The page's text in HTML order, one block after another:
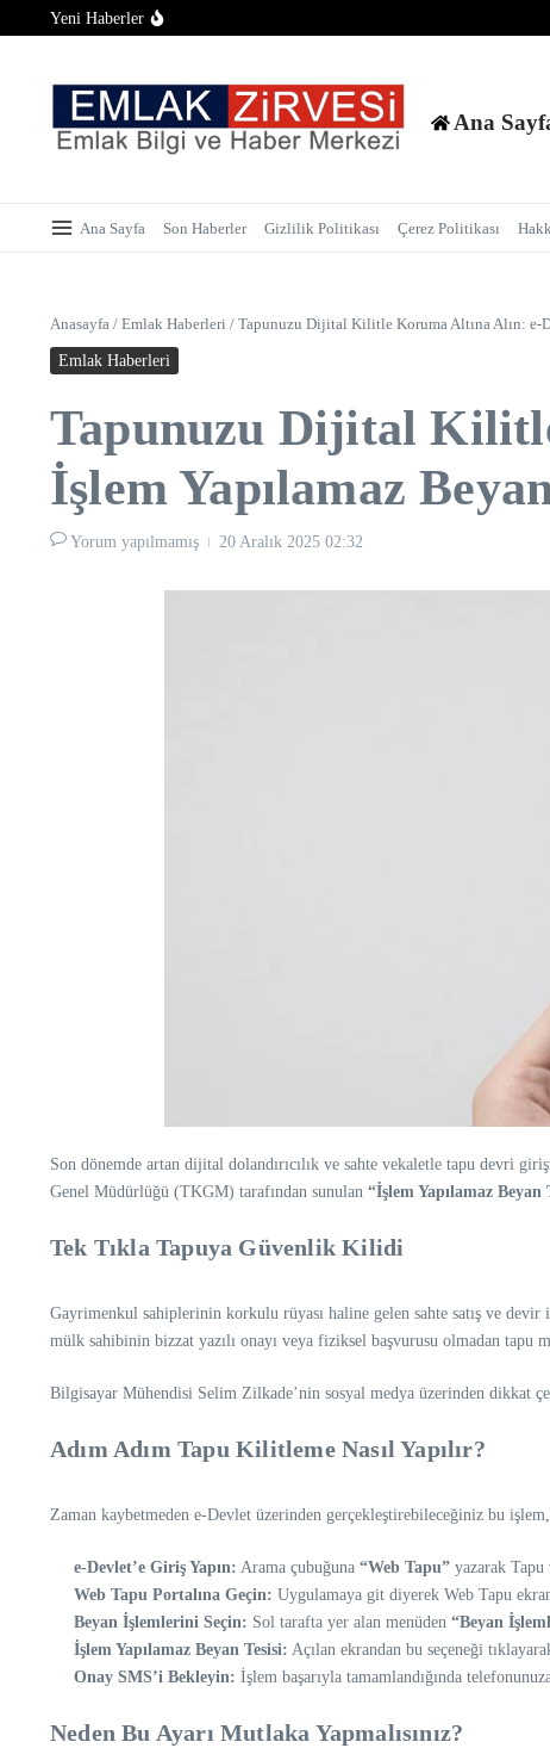
İçeriğe atlaYeni Haberler
Ana
Ana Sayfa Son Haberler Gizlilik Politikası Çerez Politikası
Anasayfa / Emlak Haberleri / Tapunuzu Dijital Kilitle Koruma Altına Alın: e-
Emlak Haberleri
Tapunuzu Dijital
İşlem Yapılamaz
Yorum yapılmamış 20 Aralık 2025 02:32
Son dönemde artan dijital dolandırıcılık ve sahte vekaletle tapu devri
Genel Müdürlüğü (TKGM) tarafından sunulan “İşlem Yapılamaz Beyan
Tek Tıkla Tapuya Güvenlik Kilidi
Gayrimenkul sahiplerinin korkulu rüyası haline gelen sahte satış ve
mülk sahibinin bizzat yazılı onayı veya fiziksel başvurusu olmadan tapu
Bilgisayar Mühendisi Selim Zilkade’nin sosyal medya üzerinden dikkat
Adım Adım Tapu Kilitleme Nasıl Yapılır?
Zaman kaybetmeden e-Devlet üzerinden gerçekleştirebileceğiniz bu işlem,
e-Devlet’e Giriş Yapın: Arama çubuğuna “Web Tapu” yazarak Tapu
Web Tapu Portalına Geçin: Uygulamaya git diyerek Web Tapu
Beyan İşlemlerini Seçin: Sol tarafta yer alan menüden “Beyan
İşlem Yapılamaz Beyan Tesisi: Açılan ekrandan bu seçeneği
Onay SMS’i Bekleyin: İşlem başarıyla tamamlandığında
Neden Bu Ayarı Mutlaka Yapmalısınız?